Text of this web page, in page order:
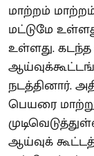
மாற்றம்
மட்டுமே
உள்ளது. கடந்த
நடத்தினார்.
பெயரை
ஆய்வுக்